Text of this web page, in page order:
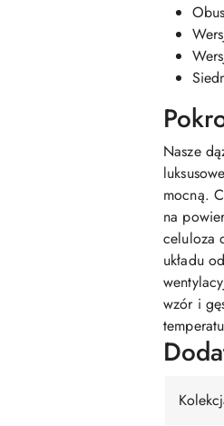
Nasze
mocną.
na
celuloza
układu
wzór i